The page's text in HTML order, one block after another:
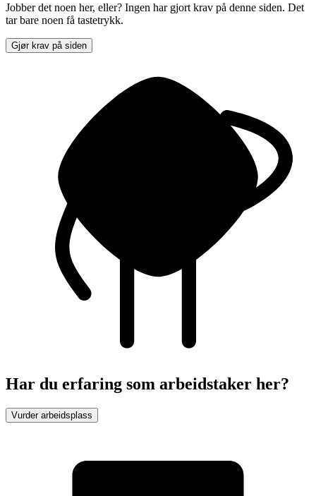
Jobber det noen her, eller? Ingen har gjort krav på denne siden. Det
tar bare noen få tastetrykk.
Gjør krav på siden
Har du erfaring som arbeidstaker her?
Vurder arbeidsplass